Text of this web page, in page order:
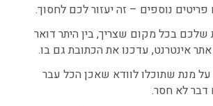
נוספים – זה יעזור לכם לחסוך.
שלכם בכל מקום שצריך, בין היתר דואר
אינטרנט, עדכנו את הכתובת גם בו.
על מנת שתוכלו לוודא שאכן הכל עבר
לא חסר.